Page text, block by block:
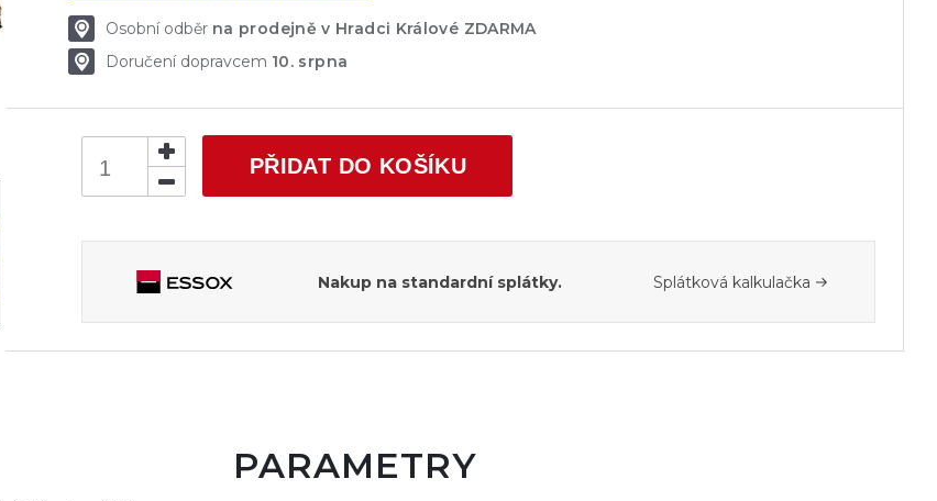
Osobní odběr na prodejně v Hradci Králové ZDARMA
Doručení dopravcem 10. srpna
PŘIDAT DO KOŠÍKU
Nakup na standardní splátky. Splátková kalkulačka
PARAMETRY